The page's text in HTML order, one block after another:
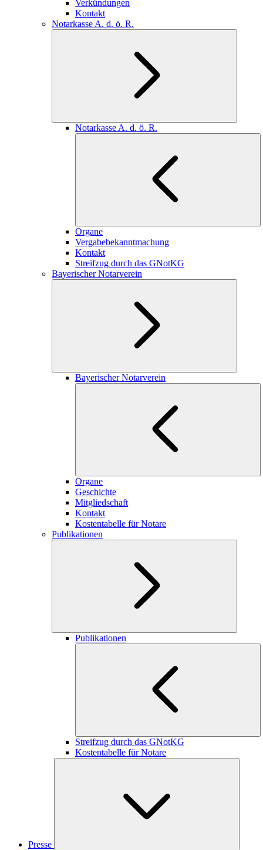
Verkündungen
Kontakt
Notarkasse A. d. ö. R.
Notarkasse A. d. ö. R.
Organe
Vergabebekanntmachung
Kontakt
Streifzug durch das GNotKG
Bayerischer Notarverein
Bayerischer Notarverein
Organe
Geschichte
Mitgliedschaft
Kontakt
Kostentabelle für Notare
Publikationen
Publikationen
Streifzug durch das GNotKG
Kostentabelle für Notare
Presse